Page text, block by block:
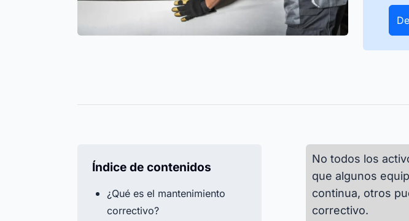
siempre bajo control. Todos los
todos los activos y artículos, en la
fecha de corte o durante todo el
Encuentra todas las respuestas a tus preguntas
sobre Timly en nuestro centro de ayuda.
APIs
Descubre cómo puedes
existentes mediante
No todos los
que algunos
continua, otros
correctivo.
Índice de contenidos
¿Qué es el mantenimiento
correctivo?